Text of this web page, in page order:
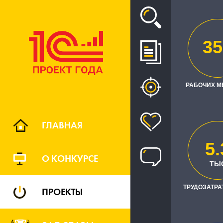
ГЛАВНАЯ
О КОНКУРСЕ
ПРОЕКТЫ
Проект
РАБОЧИХ